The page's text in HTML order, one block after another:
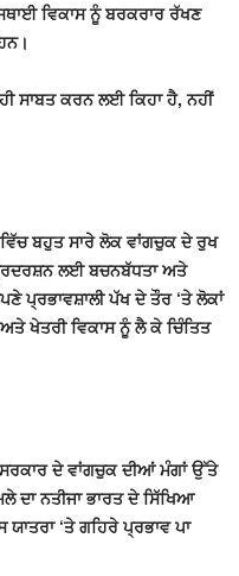
ਵਿਕਾਸ ਨੂੰ ਬਰਕਰਾਰ ਰੱਖਣ
ਸਾਬਤ ਕਰਨ ਲਈ ਕਿਹਾ ਹੈ, ਨਹੀਂ
ਬਹੁਤ ਸਾਰੇ ਲੋਕ ਵਾਂਗਚੁਕ ਦੇ ਰੁਖ
ਲਈ ਬਚਨਬੱਧਤਾ ਅਤੇ
ਪ੍ਰਭਾਵਸ਼ਾਲੀ ਪੱਖ ਦੇ ਤੌਰ ‘ਤੇ ਲੋਕਾਂ
ਖੇਤਰੀ ਵਿਕਾਸ ਨੂੰ ਲੈ ਕੇ ਚਿੰਤਿਤ
ਦੇ ਵਾਂਗਚੁਕ ਦੀਆਂ ਮੰਗਾਂ ਉੱਤੇ
ਨਤੀਜਾ ਭਾਰਤ ਦੇ ਸਿੱਖਿਆ
‘ਤੇ ਗਹਿਰੇ ਪ੍ਰਭਾਵ ਪਾ